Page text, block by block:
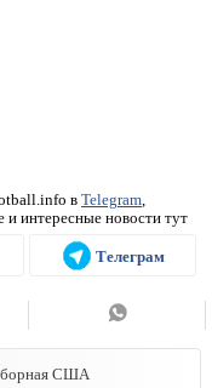
в Telegram
и интересные новости тут
Телеграм
США